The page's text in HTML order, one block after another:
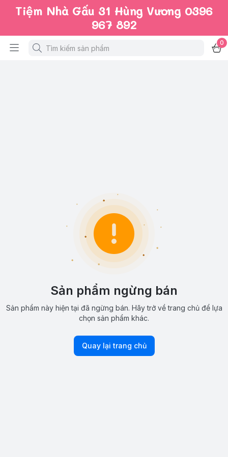
Tiệm Nhà Gấu 31 Hùng Vương 0396
967 892
0
Sản phẩm ngừng bán
Sản phẩm này hiện tại đã ngừng bán. Hãy trở về trang chủ để lựa
chọn sản phẩm khác.
Quay lại trang chủ